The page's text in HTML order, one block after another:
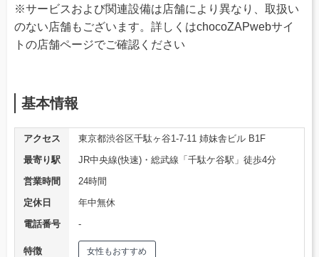
※サービスおよび関連設備は店舗により異なり、取扱い
のない店舗もございます。詳しくはchocoZAPwebサイ
トの店舗ページでご確認ください
基本情報
アクセス
東京都渋谷区千駄ヶ谷1-7-11 姉妹舎ビル B1F
最寄り駅
JR中央線(快速)・総武線「千駄ケ谷駅」徒歩4分
営業時間
24時間
定休日
年中無休
電話番号
‐
特徴 女性もおすすめ